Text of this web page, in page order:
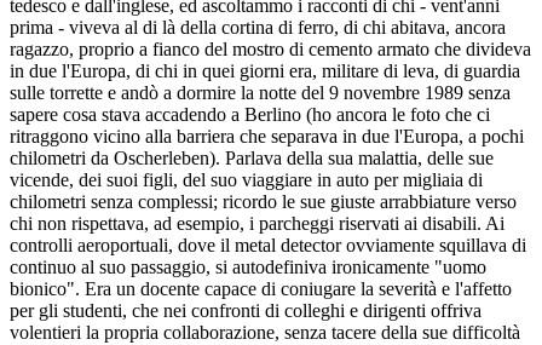
tedesco e dall'inglese, ed ascoltammo i racconti di chi - vent'anni
prima - viveva al di là della cortina di ferro, di chi abitava, ancora
ragazzo, proprio a fianco del mostro di cemento armato che divideva
in due l'Europa, di chi in quei giorni era, militare di leva, di guardia
sulle torrette e andò a dormire la notte del 9 novembre 1989 senza
sapere cosa stava accadendo a Berlino (ho ancora le foto che ci
ritraggono vicino alla barriera che separava in due l'Europa, a pochi
chilometri da Oscherleben). Parlava della sua malattia, delle sue
vicende, dei suoi figli, del suo viaggiare in auto per migliaia di
chilometri senza complessi; ricordo le sue giuste arrabbiature verso
chi non rispettava, ad esempio, i parcheggi riservati ai disabili. Ai
controlli aeroportuali, dove il metal detector ovviamente squillava di
continuo al suo passaggio, si autodefiniva ironicamente "uomo
bionico". Era un docente capace di coniugare la severità e l'affetto
per gli studenti, che nei confronti di colleghi e dirigenti offriva
volentieri la propria collaborazione, senza tacere della sue difficoltà